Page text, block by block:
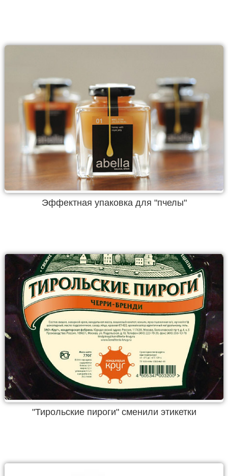
Эффектная упаковка для "пчелы"
"Тирольские пироги" сменили этикетки